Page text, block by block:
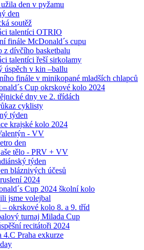
den v pyžamu
den
soutěž
talentíci OTRIO
finále McDonald´s cupu
z dívčího basketbalu
talentíci řeší sirkolamy
úspěch v kin –ballu
finále v minikopané mladších chlapců
Cup okrskové kolo 2024
dny ve 2. třídách
cyklisty
týden
krajské kolo 2024
- VV
den
tělo - PRV + VV
týden
bláznivých účesů
2024
Cup 2024 školní kolo
jsme volejbal
– okrskové kolo 8. a 9. tříd
turnaj Milada Cup
recitátoři 2024
4.C Praha exkurze